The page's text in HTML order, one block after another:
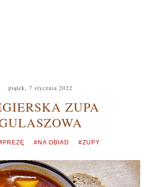
piątek, 7 stycznia 2022
ZUPA
#NA OBIAD #ZUPY